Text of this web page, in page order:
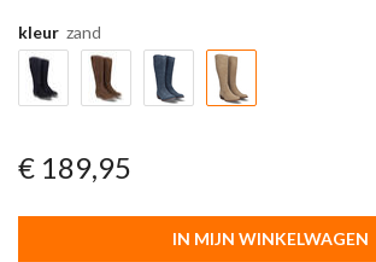
kleur zand
€ 189,95
IN MIJN WINKELWAGEN